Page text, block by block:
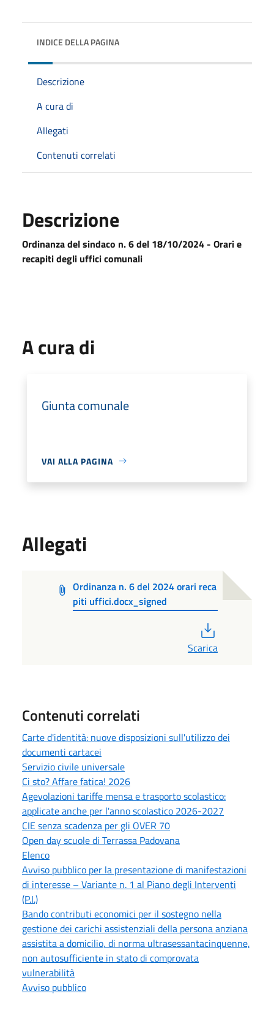
INDICE DELLA PAGINA
Descrizione
A cura di
Allegati
Contenuti correlati
Descrizione
Ordinanza del sindaco n. 6 del 18/10/2024- Orari e
recapiti degli uffici comunali
A cura di
Giunta comunale
VAI ALLA PAGINA
Allegati
Ordinanza n. 6 del 2024 orari reca
piti uffici.docx_signed
Scarica
Contenuti correlati
Carte d'identità: nuove disposizioni sull'utilizzo dei
documenti cartacei
Servizio civile universale
Ci sto? Affare fatica! 2026
Agevolazioni tariffe mensa e trasporto scolastico:
applicate anche per l'anno scolastico 2026-2027
CIE senza scadenza per gli OVER 70
Open day scuole di Terrassa Padovana
Elenco
Avviso pubblico per la presentazione di manifestazioni
di interesse – Variante n. 1 al Piano degli Interventi
(P.I.)
Bando contributi economici per il sostegno nella
gestione dei carichi assistenziali della persona anziana
assistita a domicilio, di norma ultrasessantacinquenne,
non autosufficiente in stato di comprovata
vulnerabilità
Avviso pubblico